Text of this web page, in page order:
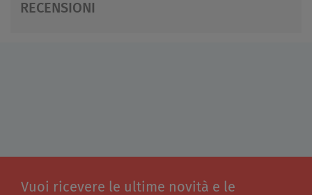
RECENSIONI
Vuoi ricevere le ultime novità e le